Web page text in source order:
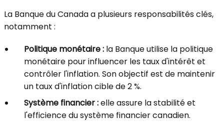
La Banque du Canada a plusieurs responsabilités clés,
notamment :
Politique monétaire : la Banque utilise la politique
monétaire pour influencer les taux d'intérêt et
contrôler l'inflation. Son objectif est de maintenir
un taux d'inflation cible de 2 %.
Système financier :elle assure la stabilité et
l'efficience du système financier canadien.